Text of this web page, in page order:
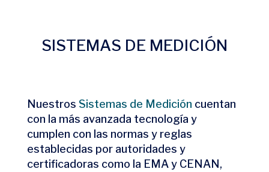
SISTEMAS DE MEDICIÓN
Nuestros Sistemas de Medición cuentan
con la más avanzada tecnología y
cumplen con las normas y reglas
establecidas por autoridades y
certificadoras como la EMA y CENAN,